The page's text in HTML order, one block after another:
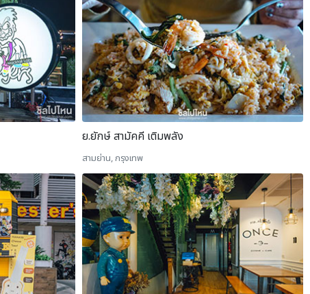
ย.ยักษ์ สามัคคี เติมพลัง
สามย่าน, กรุงเทพ